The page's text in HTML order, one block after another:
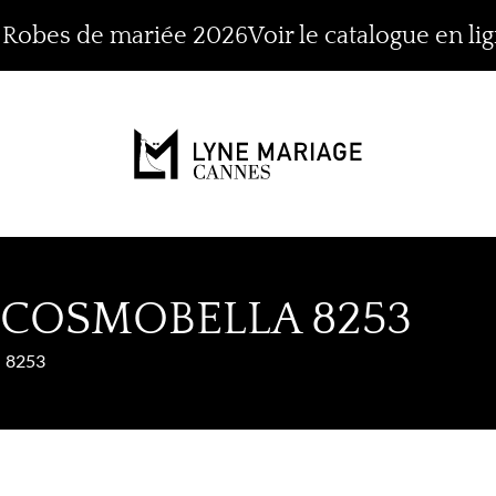
de mariée 2026Voir le catalogue en
8253
8253